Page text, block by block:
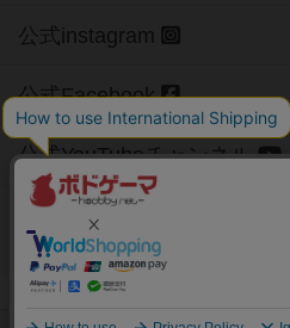
公式instagram
公式Facebook
公式YouTubeチャンネル